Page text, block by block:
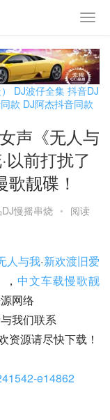
DJ波仔全集 抖音DJ
款 DJ阿杰抖音同款
声《无人与
以前打扰了
靓碟！
慢摇串烧 • 阅读
人与我·新欢渡旧爱
， 中文车载慢歌靓
网络
我们联系
资源请尽快下载！
e14862